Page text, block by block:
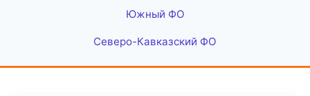
Южный ФО
Северо-Кавказский ФО